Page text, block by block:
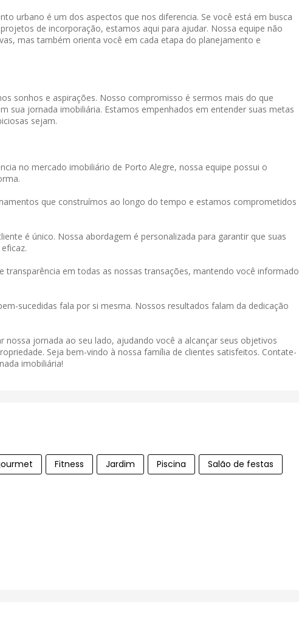
urbano é um dos aspectos que nos diferencia. Se você está em busca
de incorporação, estamos aqui para ajudar. Nossa equipe não
mas também orienta você em cada etapa do planejamento e
sonhos e aspirações. Nosso compromisso é sermos mais do que
sua jornada imobiliária. Estamos empenhados em entender suas metas
sejam.
no mercado imobiliário de Porto Alegre, nossa equipe possui o
que construímos ao longo do tempo e estamos comprometidos
é único. Nossa abordagem é personalizada para garantir que suas
transparência em todas as nossas transações, mantendo você informado
sucedidas fala por si mesma. Nossos resultados falam da dedicação
jornada ao seu lado, ajudando você a alcançar seus objetivos
Seja bem-vindo à nossa família de clientes satisfeitos. Contate-
imobiliária!
Fitness Jardim Piscina Salão de festas